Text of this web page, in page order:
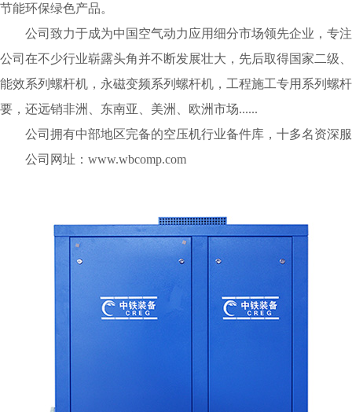
节能环保绿色产品。
公司致力于成为中国空气动力应用细分市场领先企业，专
公司在不少行业崭露头角并不断发展壮大，先后取得国家二级
能效系列螺杆机，永磁变频系列螺杆机，工程施工专用系列螺
要，还远销非洲、东南亚、美洲、欧洲市场......
公司拥有中部地区完备的空压机行业备件库，十多名资深
公司网址：www.wbcomp.com